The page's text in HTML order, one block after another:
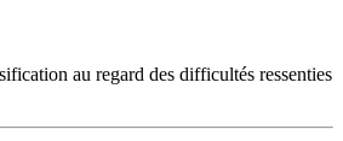
au regard des difficultés ressenties